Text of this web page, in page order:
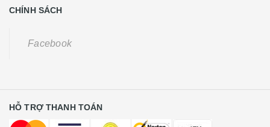
CHÍNH SÁCH
Facebook
HỖ TRỢ THANH TOÁN